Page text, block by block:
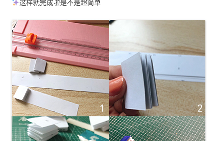
这样就完成啦是不是超简单